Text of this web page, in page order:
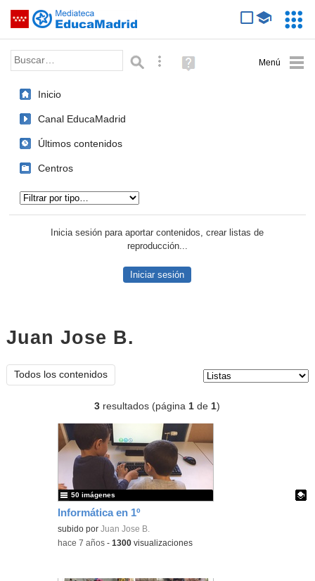
Saltar navegación
Palabra o frase: Búsqueda avanzada
Ayuda
(en
Inicio
Canal EducaMadrid
Últimos contenidos
Centros
Inicia sesión para aportar contenidos, crear listas de
reproducción...
Iniciar sesión
Juan Jose B.
Todos los contenidos
3 resultados (página1 de1)
Informática en 1º
Contenido educativo.
subido porJuan Jose B.
50 imágenes
-hace 7 años -1300 visualizaciones